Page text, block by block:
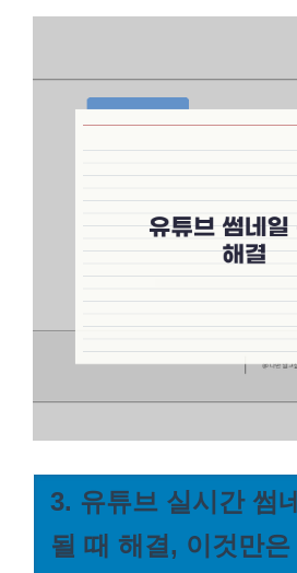
3. 유튜브 실시간 썸
될 때 해결, 이것만은